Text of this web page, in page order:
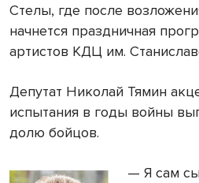
Стелы, где после
начнется праздничная
артистов КДЦ им.
Депутат Николай Тямин
испытания в годы войны
долю бойцов.
— Я сам